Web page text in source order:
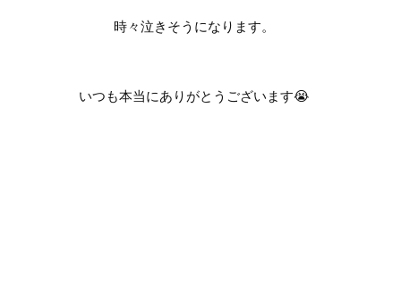
時々泣きそうになります。
いつも本当にありがとうございます😭